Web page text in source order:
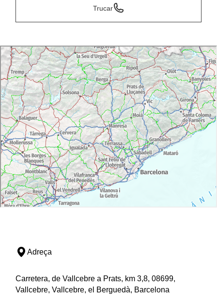
Trucar
Adreça
Carretera, de Vallcebre a Prats, km 3,8, 08699,
Vallcebre, Vallcebre, el Berguedà, Barcelona